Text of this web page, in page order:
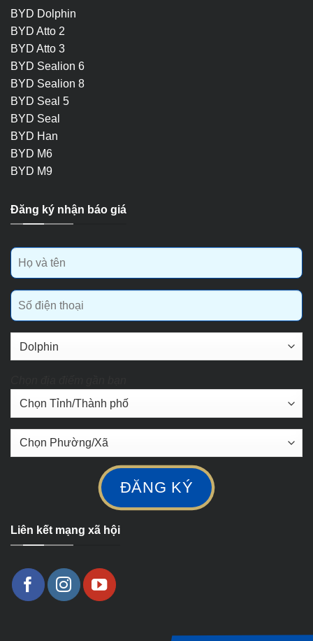
BYD Dolphin
BYD Atto 2
BYD Atto 3
BYD Sealion 6
BYD Sealion 8
BYD Seal 5
BYD Seal
BYD Han
BYD M6
BYD M9
Đăng ký nhận báo giá
Liên kết mạng xã hội